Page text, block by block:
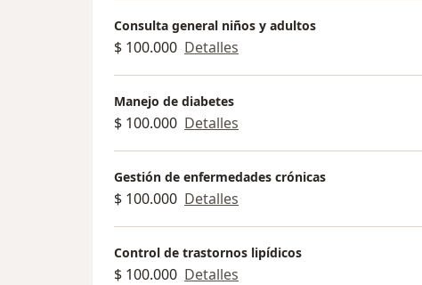
Consulta general niños y adultos
$ 100.000 Detalles
Manejo de diabetes
$ 100.000 Detalles
Gestión de enfermedades crónicas
$ 100.000 Detalles
Control de trastornos lipídicos
$ 100.000 Detalles